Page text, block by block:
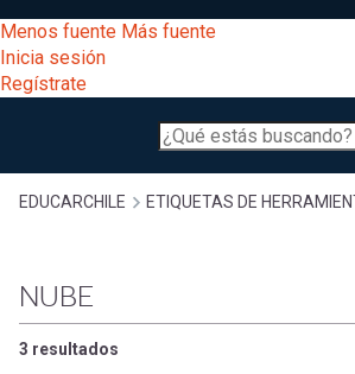
al
contenido
principal
[Educarchile
Escritorio]
Menú
entrar
Menos fuente Más fuente
Inicia sesión
Regístrate
Buscar
Menú
principal
Desarrollo
Expand
Gestión
Comunidad
Expand
Sobrescribir
enlaces
EDUCARCHILE ETIQUETAS DE
NUBE
3 resultados